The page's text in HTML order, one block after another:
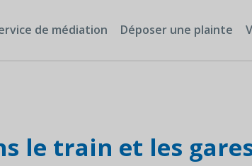
de médiation Déposer une plainte
le train et les